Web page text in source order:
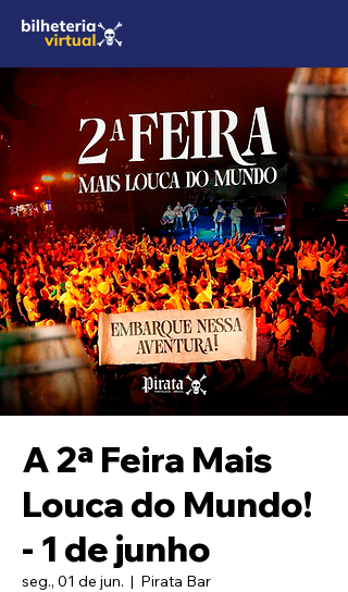
A 2ª Feira Mais
Louca do Mundo!
- 1 de junho
seg., 01 de jun.
  |
Pirata Bar